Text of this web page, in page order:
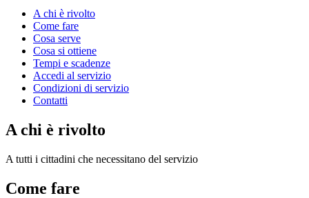
A chi è rivolto
Come fare
Cosa serve
Cosa si ottiene
Tempi e scadenze
Accedi al servizio
Condizioni di servizio
Contatti
A chi è rivolto
A tutti i cittadini che necessitano del servizio
Come fare